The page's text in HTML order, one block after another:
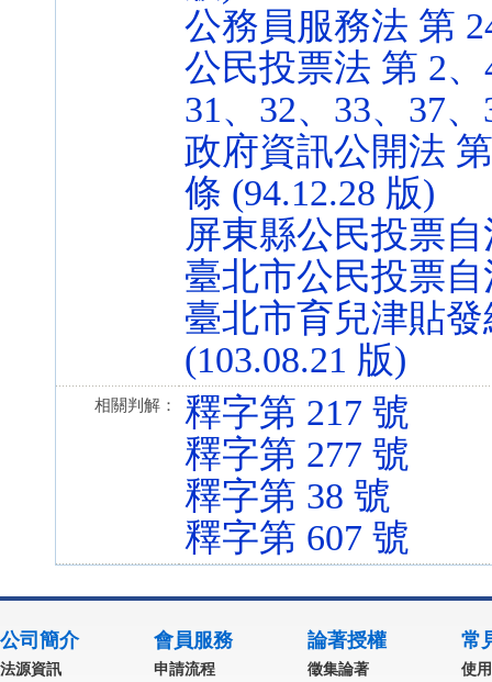
公務員服務法 第
公民投票法 第 2、
31、32、33、37
政府資訊公開法
條 (94.12.28 版)
屏東縣公民投票
臺北市公民投票自
臺北市育兒津貼
(103.08.21 版)
相關判解：
釋字第 217 號
釋字第 277 號
釋字第 38 號
釋字第 607 號
公司簡介
法源資訊
會員服務
申請流程
論著授權
徵集論著
常
使